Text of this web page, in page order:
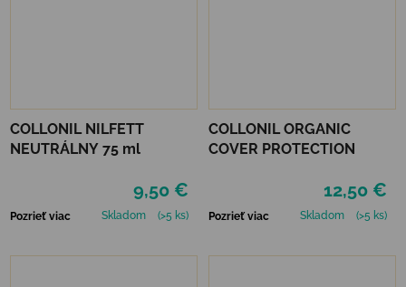
COLLONIL NILFETT
NEUTRÁLNY 75 ml
9,50 €
Pozrieť viac Skladom (>5 ks)
COLLONIL ORGANIC
COVER PROTECTION
12,50 €
Pozrieť viac Skladom (>5 ks)